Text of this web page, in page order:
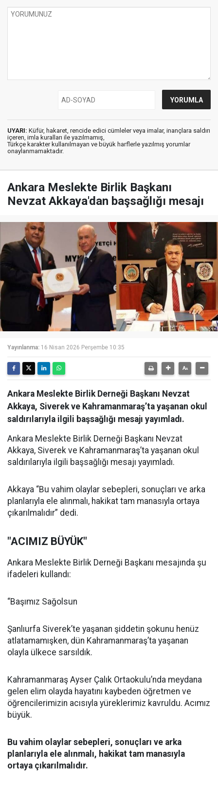
UYARI: Küfür, hakaret, rencide edici cümleler veya imalar, inançlara saldırı
içeren, imla kuralları ile yazılmamış,
Türkçe karakter kullanılmayan ve büyük harflerle yazılmış yorumlar
onaylanmamaktadır.
Ankara Meslekte Birlik Başkanı
Nevzat Akkaya'dan başsağlığı mesajı
Yayınlanma: 16 Nisan 2026 Perşembe 10:35
Ankara Meslekte Birlik Derneği Başkanı Nevzat
Akkaya, Siverek ve Kahramanmaraş’ta yaşanan okul
saldırılarıyla ilgili başsağlığı mesajı yayımladı.
Ankara Meslekte Birlik Derneği Başkanı Nevzat
Akkaya, Siverek ve Kahramanmaraş’ta yaşanan okul
saldırılarıyla ilgili başsağlığı mesajı yayımladı.
Akkaya “Bu vahim olaylar sebepleri, sonuçları ve arka
planlarıyla ele alınmalı, hakikat tam manasıyla ortaya
çıkarılmalıdır” dedi.
"ACIMIZ BÜYÜK"
Ankara Meslekte Birlik Derneği Başkanı mesajında şu
ifadeleri kullandı:
“Başımız Sağolsun
Şanlıurfa Siverek’te yaşanan şiddetin şokunu henüz
atlatamamışken, dün Kahramanmaraş’ta yaşanan
olayla ülkece sarsıldık.
Kahramanmaraş Ayser Çalık Ortaokulu’nda meydana
gelen elim olayda hayatını kaybeden öğretmen ve
öğrencilerimizin acısıyla yüreklerimiz kavruldu. Acımız
büyük.
Bu vahim olaylar sebepleri, sonuçları ve arka
planlarıyla ele alınmalı, hakikat tam manasıyla
ortaya çıkarılmalıdır.